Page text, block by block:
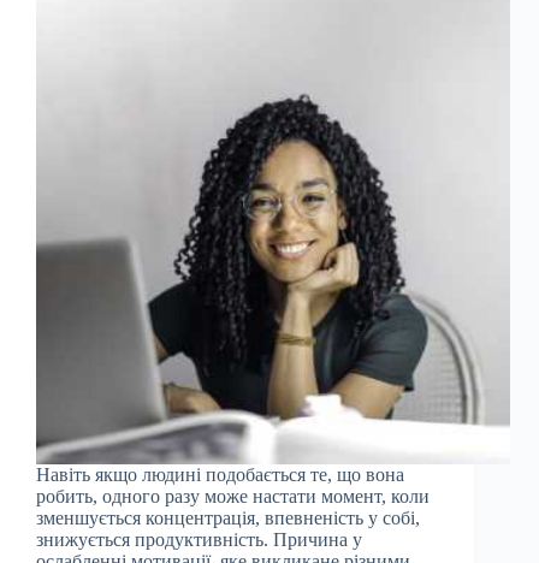
Навіть якщо людині подобається те, що вона
робить, одного разу може настати момент, коли
зменшується концентрація, впевненість у собі,
знижується продуктивність. Причина у